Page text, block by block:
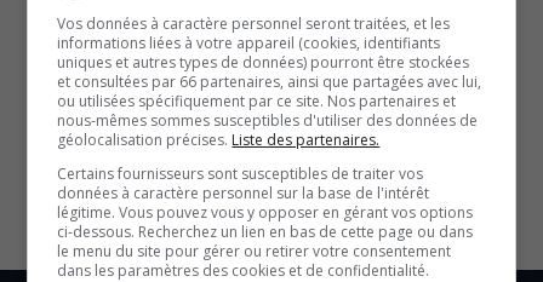
Commentaires
SOUTENIR NOS MÉDIAS, C’EST PROTÉGER NOTRE
Vos données à caractère personnel seront traitées, et les
informations liées à votre appareil (cookies, identifiants
uniques et autres types de données) pourront être stockées
et consultées par 66 partenaires, ainsi que partagées avec lui,
ou utilisées spécifiquement par ce site. Nos partenaires et
nous-mêmes sommes susceptibles d'utiliser des données de
géolocalisation précises. Liste des partenaires.
Certains fournisseurs sont susceptibles de traiter vos
données à caractère personnel sur la base de l'intérêt
légitime. Vous pouvez vous y opposer en gérant vos options
ci-dessous. Recherchez un lien en bas de cette page ou dans
le menu du site pour gérer ou retirer votre consentement
dans les paramètres des cookies et de confidentialité.